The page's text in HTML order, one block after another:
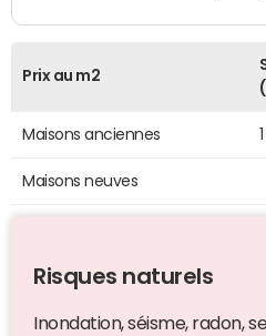
Prix au m2
Maisons anciennes
Maisons neuves
Risques naturels
Inondation, séisme, radon,